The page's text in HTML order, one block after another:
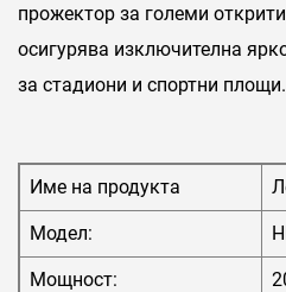
прожектор за големи
осигурява изключителна
за стадиони и спортни площи.
Име на продукта
Модел:
Мощност: